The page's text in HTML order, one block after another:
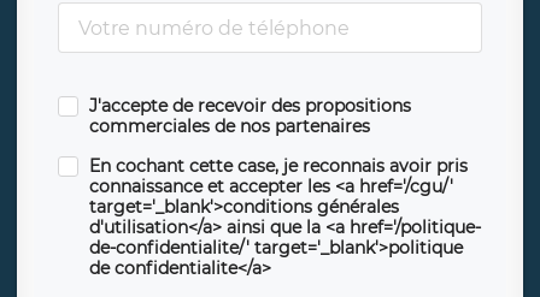
J'accepte de recevoir des propositions
commerciales de nos partenaires
En cochant cette case, je reconnais avoir pris
connaissance et accepter les <a href='/cgu/'
target='_blank'>conditions générales
d'utilisation</a> ainsi que la <a href='/politique-
de-confidentialite/' target='_blank'>politique
de confidentialite</a>